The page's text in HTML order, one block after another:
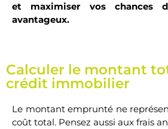
et maximiser vos chances
avantageux.
Calculer le montant
crédit immobilier
Le montant emprunté ne
coût total. Pensez aussi aux frais